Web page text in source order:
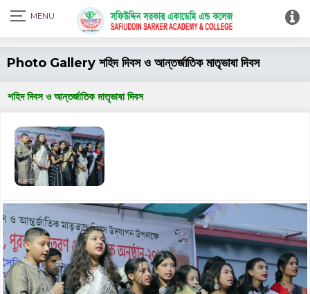
Print Admit Card
Photo Gallery শহিদ দিবস ও আন্তর্জাতিক মাতৃভাষা দিবস
শহিদ দিবস ও আন্তর্জাতিক মাতৃভাষা দিবস